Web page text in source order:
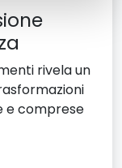
rivela un
e comprese